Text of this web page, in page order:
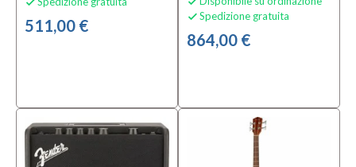

511,00 €  Spedizione gratuita
864,00 €